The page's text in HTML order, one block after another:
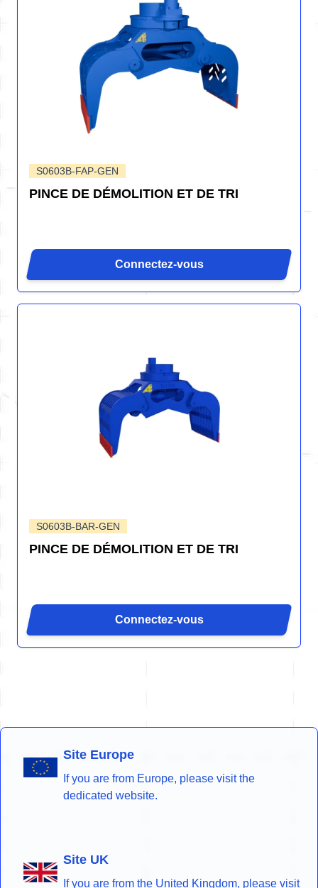
S0603B-FAP-GEN
PINCE DE DÉMOLITION ET DE TRI
Connectez-vous
S0603B-BAR-GEN
PINCE DE DÉMOLITION ET DE TRI
Connectez-vous
Site Europe
If you are from Europe, please visit the
dedicated website.
Site UK
If you are from the United Kingdom, please visit